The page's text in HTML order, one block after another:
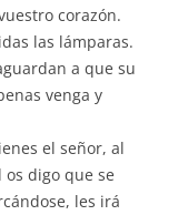
corazón.
las lámparas.
a que su
venga y
el señor, al
digo que se
les irá